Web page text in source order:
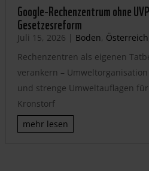
Google-Rechenzentrum ohne
Gesetzesreform
Juli 15, 2026 | Boden, Österreich
Rechenzentren als eigenen
verankern –
und strenge Umweltauflagen
Kronstorf
mehr lesen